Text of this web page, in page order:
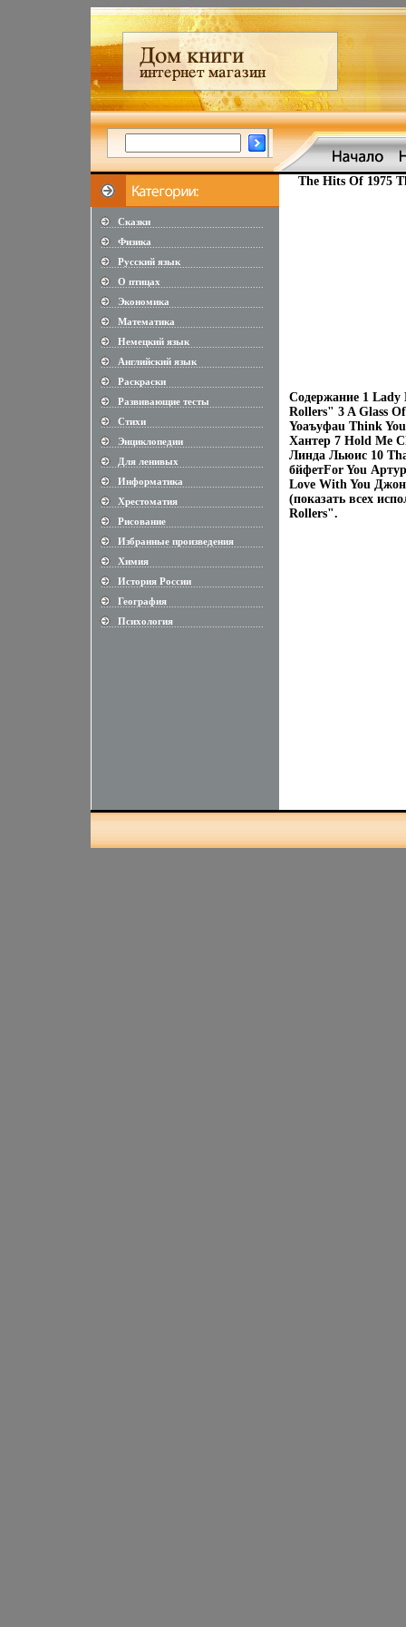
Сказки
............................................................
Физика
............................................................
Русский язык
............................................................
О птицах
............................................................
Экономика
............................................................
Математика
............................................................
Немецкий язык
............................................................
Английский язык
............................................................
Раскраски
............................................................
Развивающие тесты
............................................................
Стихи
............................................................
Энциклопедии
............................................................
Для ленивых
............................................................
Информатика
............................................................
Хрестоматия
............................................................
Рисование
............................................................
Избранные произведения
............................................................
Химия
............................................................
История России
............................................................
География
............................................................
Психология
............................................................
The Hits Of 1975
Содержание 1
Rollers" 3 A Glass
Yoаъуфаu Think
Хантер 7 Hold Me
Линда Льюис 10
бйфетFor You
Love With You
(показать всех
Rollers".